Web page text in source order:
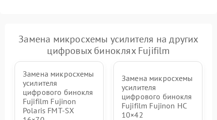
Замена микросхемы усилителя на других
цифровых биноклях Fujifilm
Замена микросхемы
усилителя
цифрового бинокля
Fujifilm Fujinon
Polaris FMT‑SX
Замена микросхемы
усилителя
цифрового бинокля
Fujifilm Fujinon HC
10×42